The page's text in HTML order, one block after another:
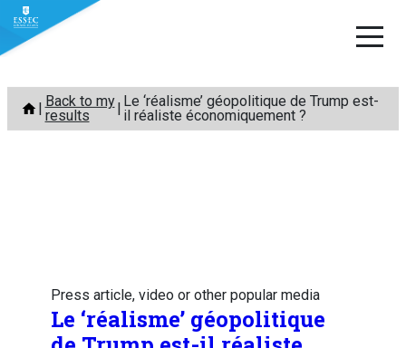
Skip
content
Back to my
results
Le ‘réalisme’ géopolitique de Trump est-
il réaliste économiquement ?
Press article, video or other popular media
Le ‘réalisme’ géopolitique